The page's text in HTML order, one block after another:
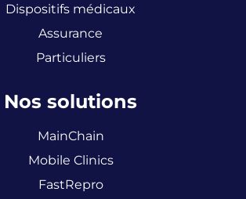
Dispositifs médicaux
Assurance
Particuliers
Nos solutions
MainChain
Mobile Clinics
FastRepro